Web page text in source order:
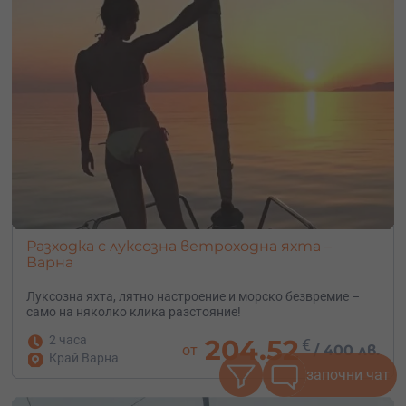
Разходка с луксозна ветроходна яхта –
Варна
Луксозна яхта, лятно настроение и морско безвремие –
само на няколко клика разстояние!
2 часа
Край Варна
от 204.52€ /400 лв.
започни чат